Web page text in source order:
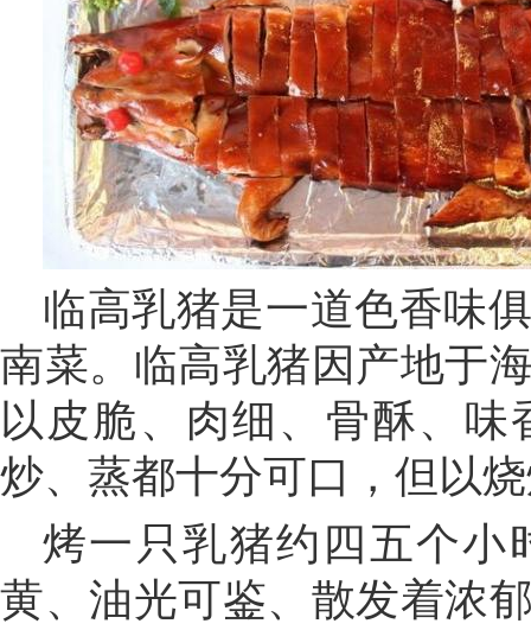
临高乳猪是一道色香味
南菜。临高乳猪因产地于
以皮脆、肉细、骨酥、
炒、蒸都十分可口，但以
烤一只乳猪约四五个小
黄、油光可鉴、散发着浓